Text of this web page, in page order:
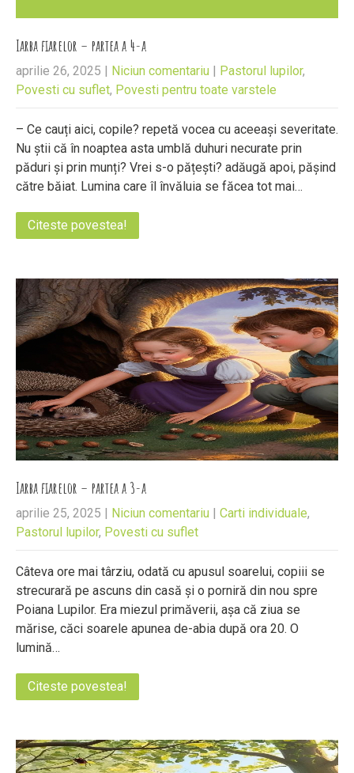
Iarba fiarelor – partea a 4-a
aprilie 26, 2025 | Niciun comentariu | Pastorul lupilor,
Povesti cu suflet, Povesti pentru toate varstele
– Ce cauți aici, copile? repetă vocea cu aceeași severitate.
Nu știi că în noaptea asta umblă duhuri necurate prin
păduri și prin munți? Vrei s-o pățești? adăugă apoi, pășind
către băiat. Lumina care îl învăluia se făcea tot mai…
Citeste povestea!
Iarba fiarelor – partea a 3-a
aprilie 25, 2025 | Niciun comentariu | Carti individuale,
Pastorul lupilor, Povesti cu suflet
Câteva ore mai târziu, odată cu apusul soarelui, copiii se
strecurară pe ascuns din casă și o porniră din nou spre
Poiana Lupilor. Era miezul primăverii, așa că ziua se
mărise, căci soarele apunea de-abia după ora 20. O
lumină…
Citeste povestea!